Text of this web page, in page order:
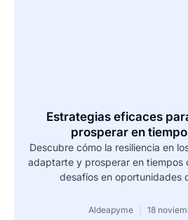
Estrategias eficaces
prosperar en
Descubre cómo la resiliencia en
adaptarte y prosperar en tiempos
desafíos en oportunidades
Aldeapyme 18